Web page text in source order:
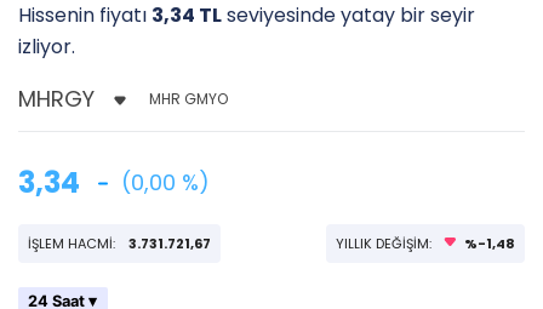
Hissenin fiyatı 3,34 TLseviyesinde yatay bir seyir
izliyor.
MHR GMYO
3,34 (0,00 %)
İŞLEM HACMİ: 3.731.721,67 YILLIK DEĞİŞİM: %-1,48
24 Saat ▾